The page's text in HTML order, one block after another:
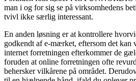
man i og for sig se på virksomhedens
tvivl ikke særlig interessant.
En anden løsning er at kontrollere
godkendt af e-mærket, eftersom det
internet forretningen efterkommer de
foruden at online forretningen ofte
behersker vilkårene på området.